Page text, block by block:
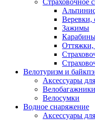
Страховочное
Веревки,
Зажимы
Оттяжки,
Велотуризм и
Аксессуары
Велобагажники
Велосумки
Водное снаряжение
Аксессуары